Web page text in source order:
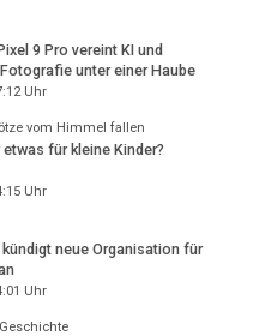
9 Pro vereint KI und
unter einer Haube
Uhr
vom Himmel fallen
für kleine Kinder?
Uhr
neue Organisation für
Uhr